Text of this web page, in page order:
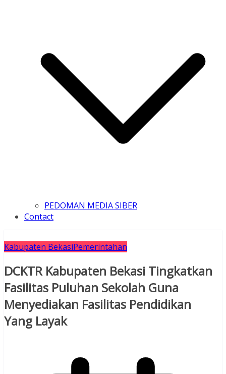
PEDOMAN MEDIA SIBER
Contact
Kabupaten BekasiPemerintahan
DCKTR Kabupaten Bekasi Tingkatkan
Fasilitas Puluhan Sekolah Guna
Menyediakan Fasilitas Pendidikan
Yang Layak